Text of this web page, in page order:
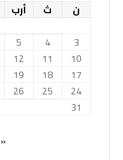
ن
ث أرب
3
4
5
10
11
12
17
18
19
24
25
26
31